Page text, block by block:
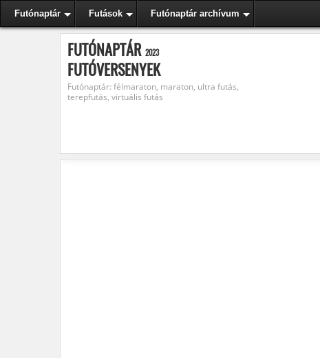
Futónaptár Futások Futónaptár archívum
FUTÓNAPTÁR 2023
FUTÓVERSENYEK
Futónaptár: félmaraton, maraton, ultra futás,
terepfutás, virtuális futás